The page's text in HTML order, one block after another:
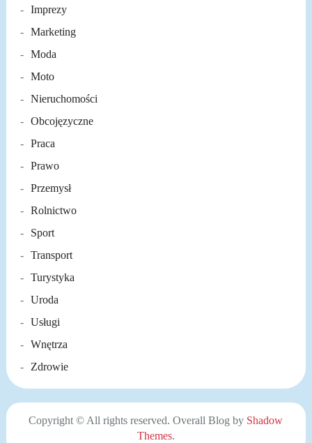
Imprezy
Marketing
Moda
Moto
Nieruchomości
Obcojęzyczne
Praca
Prawo
Przemysł
Rolnictwo
Sport
Transport
Turystyka
Uroda
Usługi
Wnętrza
Zdrowie
Copyright © All rights reserved. Overall Blog by Shadow
Themes.